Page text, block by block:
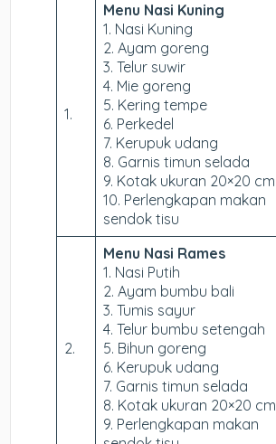
1.
Menu Nasi Kuning
1. Nasi Kuning
2. Ayam goreng
3. Telur suwir
4. Mie goreng
5. Kering tempe
6. Perkedel
7. Kerupuk udang
8. Garnis timun selada
9. Kotak ukuran 20×20 cm
10. Perlengkapan makan
sendok tisu
2.
Menu Nasi Rames
1. Nasi Putih
2. Ayam bumbu bali
3. Tumis sayur
4. Telur bumbu setengah
5. Bihun goreng
6. Kerupuk udang
7. Garnis timun selada
8. Kotak ukuran 20×20 cm
9. Perlengkapan makan